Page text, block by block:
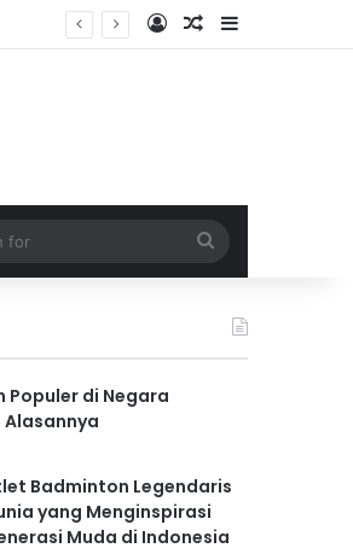
Log InRandom Article
Sidebar
for
Populer di Negara
Alasannya
Badminton Legendaris
yang Menginspirasi
Muda di Indonesia